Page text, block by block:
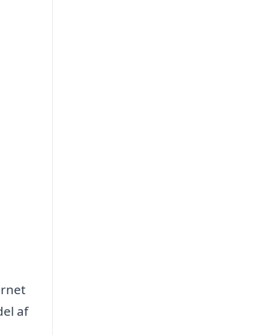
af